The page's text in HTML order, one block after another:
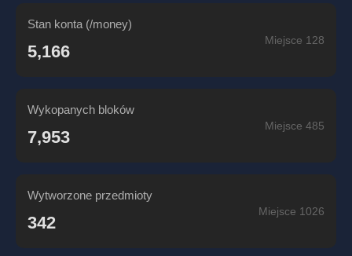
Stan konta (/money)
5,166
Miejsce 128
Wykopanych bloków
7,953
Miejsce 485
Wytworzone przedmioty
342
Miejsce 1026